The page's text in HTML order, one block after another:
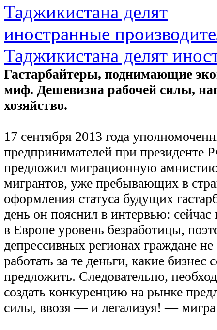
Таджикистана делят
Гастарбайтеры, поднимающие
миф. Дешевизна рабочей силы,
хозяйство.
17 сентября 2013 года
предпринимателей при президенте
предложил миграционную
мигрантов, уже пребывающих в
оформления статуса будущих
день он пояснил в интервью:
в Европе уровень безработицы,
депрессивных регионах граждане
работать за те деньги, какие бизнес
предложить. Следовательно,
создать конкуренцию на рынке
силы, ввозя — и легализуя! —